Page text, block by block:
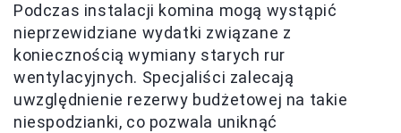
Podczas instalacji komina mogą wystąpić
nieprzewidziane wydatki związane z
koniecznością wymiany starych rur
wentylacyjnych. Specjaliści zalecają
uwzględnienie rezerwy budżetowej na takie
niespodzianki, co pozwala uniknąć